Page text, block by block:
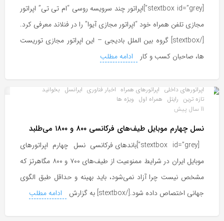
[stextbox id=”grey”]اپراتور چند سرویسه روسی “ام تی تی” اپراتور
مجازی تلفن همراه خود “اپراتور مجازی آیوا” را در فنلاند معرفی کرد.
[/stextbox] گروه بین الملل بادیجی – این اپراتور مجازی توریست
ها، صاحبان کسب و کار
ادامه مطلب
اپراتورهای داخلی اپراتورهای همراه اخبار فناوری ایرانسل بخوانید
تازه ترین رایتل همراه اول ویژه ها
11 سال پیش
نسل چهارم موبایل طیف‌های فرکانسی ۸۰۰ و ۱۸۰۰ می‌طلبد
[stextbox id=”grey”]باندهای فرکانسی نسل چهارم اپراتورهای
موبایل ایران در شرایط ممنوعیت از طیف‌های ۷۰۰ و ۸۰۰ مگاهرتز که
مشخص نیست چرا آزاد نمی‌شود، باید بهینه و حداقل طبق الگوی
جهانی اختصاص داده شود.[/stextbox] به گزارش
ادامه مطلب